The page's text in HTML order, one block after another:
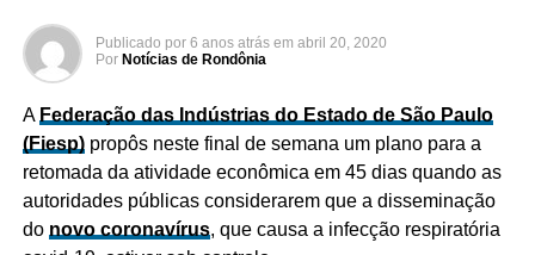
Publicado por 6 anos atrás em abril 20, 2020
Por Notícias de Rondônia
A Federação das Indústrias do Estado de São Paulo
(Fiesp)propôs neste final de semana um plano para a
retomada da atividade econômica em 45 dias quando as
autoridades públicas considerarem que a disseminação
do novo coronavírus, que causa a infecção respiratória